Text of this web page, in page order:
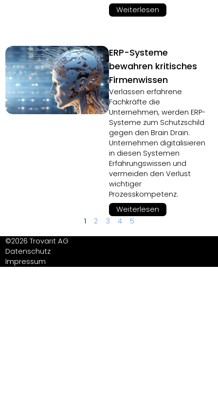
Weiterlesen
ERP-Systeme
bewahren kritisches
Firmenwissen
Verlassen erfahrene
Fachkräfte die
Unternehmen, werden ERP-
Systeme zum Schutzschild
gegen den Brain Drain.
Unternehmen digitalisieren
in diesen Systemen
Erfahrungswissen und
vermeiden den Verlust
wichtiger
Prozesskompetenz.
Weiterlesen
1
2 3 4 5
©2026 Trovarit AG
Datenschutz
Impressum